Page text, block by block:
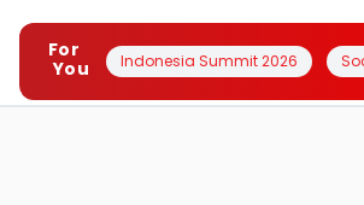
For
You
Indonesia Summit 2026